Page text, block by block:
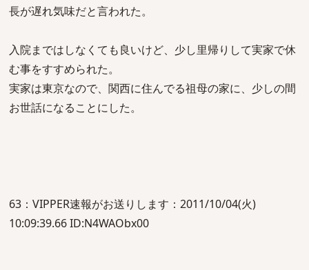
長が遅れ気味だと言われた。
入院まではしなくても良いけど、少し里帰りして実家で休
む事をすすめられた。
実家は東京なので、関西に住んでる祖母の家に、少しの間
お世話になることにした。
63：VIPPER速報がお送りします：2011/10/04(火)
10:09:39.66 ID:N4WAObx00